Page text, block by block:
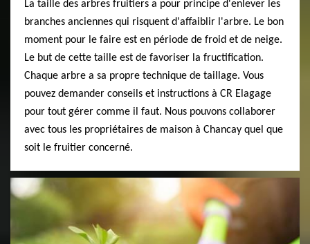
La taille des arbres fruitiers a pour principe d'enlever les
branches anciennes qui risquent d'affaiblir l'arbre. Le bon
moment pour le faire est en période de froid et de neige.
Le but de cette taille est de favoriser la fructification.
Chaque arbre a sa propre technique de taillage. Vous
pouvez demander conseils et instructions à CR Elagage
pour tout gérer comme il faut. Nous pouvons collaborer
avec tous les propriétaires de maison à Chancay quel que
soit le fruitier concerné.